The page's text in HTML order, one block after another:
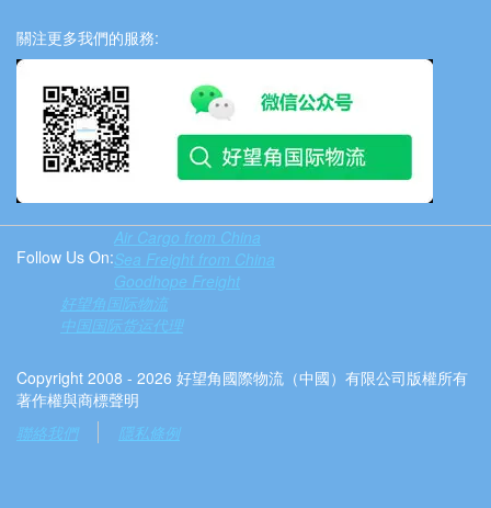
關注更多我們的服務:
Follow Us On:
Air Cargo from China
Sea Freight from China
Goodhope Freight
好望角国际物流
中国国际货运代理
Copyright 2008 - 2026 好望角國際物流（中國）有限公司版權所有
著作權與商標聲明
聯絡我們
隱私條例